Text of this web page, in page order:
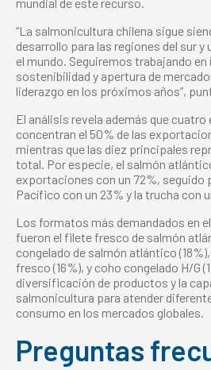
“La salmonicultura chilena sigue
desarrollo para las regiones del sur y
el mundo. Seguiremos trabajando
sostenibilidad y apertura de
liderazgo en los próximos años”,
El análisis revela además que
concentran el 50% de las
mientras que las diez principales
total. Por especie, el salmón
exportaciones con un 72%, seguido
Pacífico con un 23% y la trucha con
Los formatos más demandados en
fueron el filete fresco de salmón
congelado de salmón atlántico
fresco (16%), y coho congelado H/G
diversificación de productos y la
salmonicultura para atender
consumo en los mercados globales.
Preguntas